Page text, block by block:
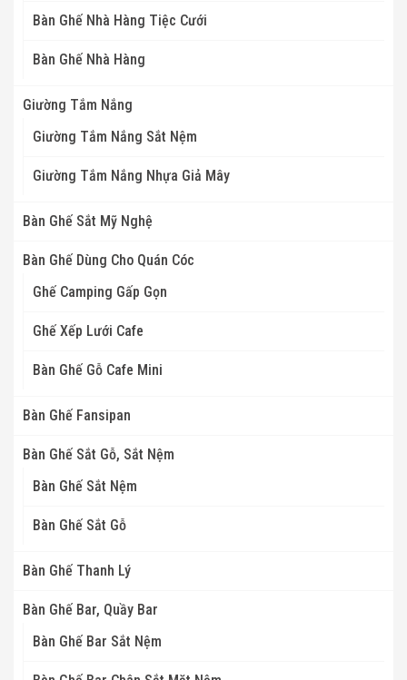
Bàn Ghế Nhà Hàng Tiệc Cưới
Bàn Ghế Nhà Hàng
Giường Tắm Nắng
Giường Tắm Nắng Sắt Nệm
Giường Tắm Nắng Nhựa Giả Mây
Bàn Ghế Sắt Mỹ Nghệ
Bàn Ghế Dùng Cho Quán Cóc
Ghế Camping Gấp Gọn
Ghế Xếp Lưới Cafe
Bàn Ghế Gỗ Cafe Mini
Bàn Ghế Fansipan
Bàn Ghế Sắt Gỗ, Sắt Nệm
Bàn Ghế Sắt Nệm
Bàn Ghế Sắt Gỗ
Bàn Ghế Thanh Lý
Bàn Ghế Bar, Quầy Bar
Bàn Ghế Bar Sắt Nệm